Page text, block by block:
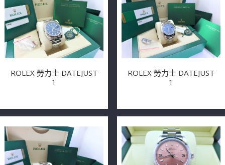
ROLEX 勞力士 DATEJUST
1
ROLEX 勞力士 DATEJUST
1